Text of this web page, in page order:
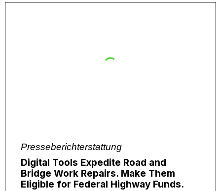
Presseberichterstattung
Digital Tools Expedite Road and
Bridge Work Repairs. Make Them
Eligible for Federal Highway Funds.